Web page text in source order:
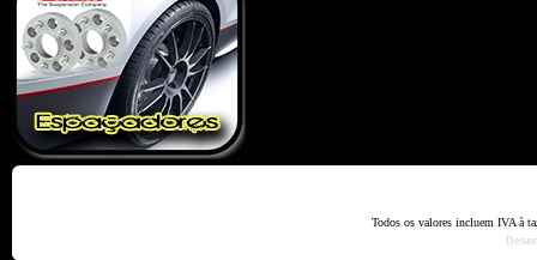
Todos os valores incluem IVA à